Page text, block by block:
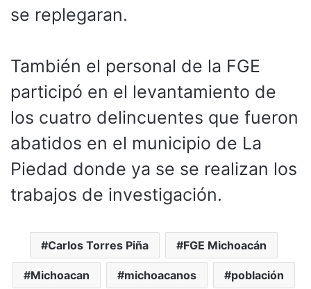
se replegaran.
También el personal de la FGE
participó en el levantamiento de
los cuatro delincuentes que fueron
abatidos en el municipio de La
Piedad donde ya se se realizan los
trabajos de investigación.
Carlos Torres Piña FGE Michoacán
Michoacan michoacanos población